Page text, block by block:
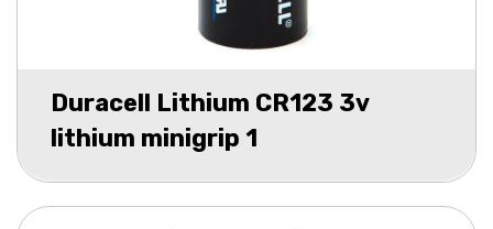
Duracell Lithium CR123 3v
lithium minigrip 1